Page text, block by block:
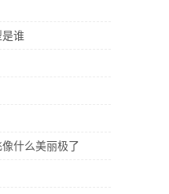
谁
什么美丽极了